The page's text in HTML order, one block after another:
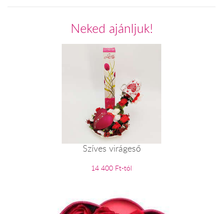
Neked ajánljuk!
Szíves virágeső
14 400 Ft-tól